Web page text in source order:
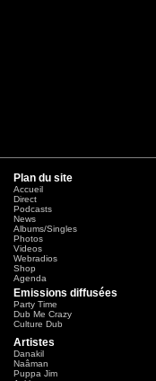
Plan du site
Accueil
Direct
Podcasts
News
Albums/Singles
Photos
Videos
Webradios
Shop
Agenda
Emissions diffusées
Party Time
Dub Me Crazy
Culture Dub
Artistes
Danakil
Naâman
Puppa Jim